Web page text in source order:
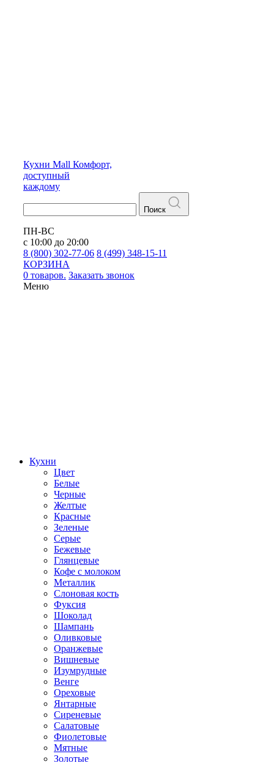
Кухни Mall Комфорт,
доступный
каждому
Поиск
ПН-ВС
с 10:00 до 20:00
8 (800) 302-77-06 8 (499) 348-15-11
КОРЗИНА
0 товаров. Заказать звонок
Меню
Кухни
Цвет
Белые
Черные
Желтые
Красные
Зеленые
Серые
Бежевые
Глянцевые
Кофе с молоком
Металлик
Слоновая кость
Фуксия
Шоколад
Шампань
Оливковые
Оранжевые
Вишневые
Изумрудные
Венге
Ореховые
Янтарные
Сиреневые
Салатовые
Фиолетовые
Мятные
Золотые